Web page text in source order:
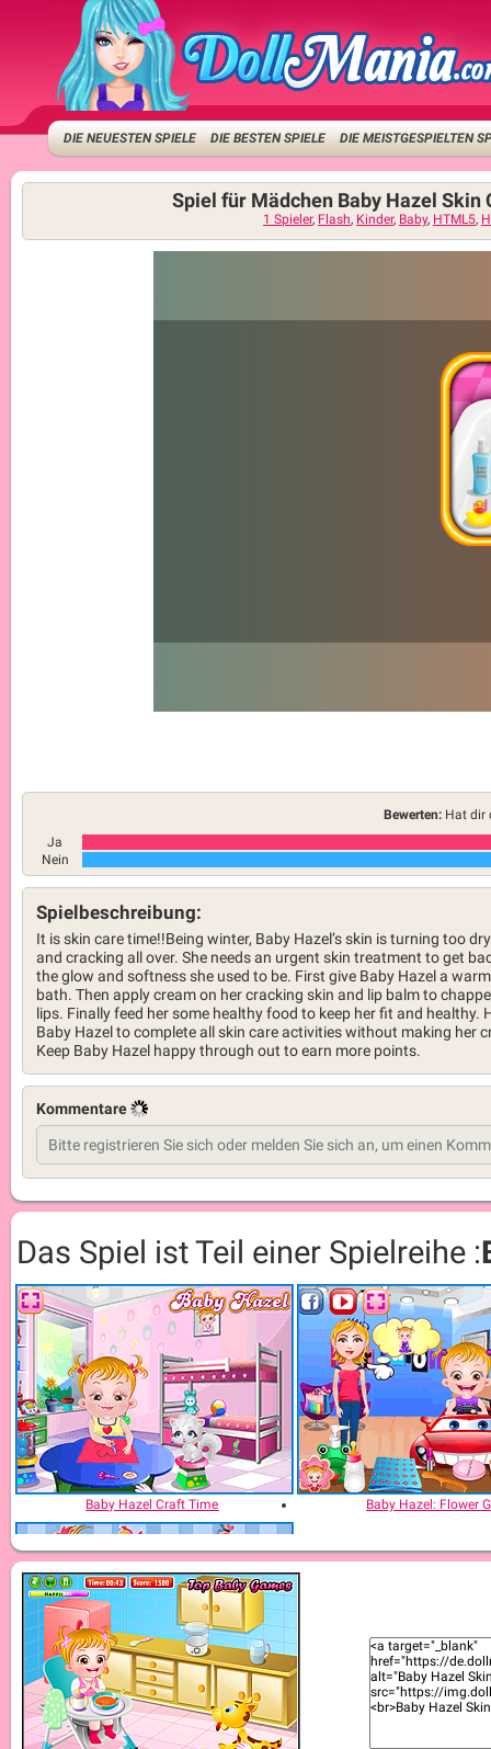
DIE NEUESTEN SPIELE DIE BESTEN SPIELE DIE MEISTGESPIELTEN
Spiel für Mädchen Baby Hazel Skin
1 Spieler, Flash, Kinder, Baby, HTML5,
Bewerten: Hat dir
Ja
Nein
Spielbeschreibung:
It is skin care time!!Being winter, Baby Hazel’s skin is turning too dry
and cracking all over. She needs an urgent skin treatment to get
the glow and softness she used to be. First give Baby Hazel a warm
bath. Then apply cream on her cracking skin and lip balm to
lips. Finally feed her some healthy food to keep her fit and healthy.
Baby Hazel to complete all skin care activities without making her
Keep Baby Hazel happy through out to earn more points.
Kommentare
Das Spiel ist Teil einer Spielreihe :
Baby Hazel Craft Time Baby Hazel: Flower
Baby Hazel Learn Animals